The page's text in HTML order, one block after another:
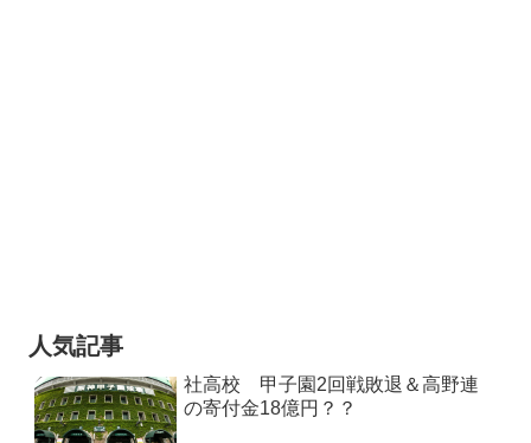
人気記事
社高校 甲子園2回戦敗退＆高野連
の寄付金18億円？？